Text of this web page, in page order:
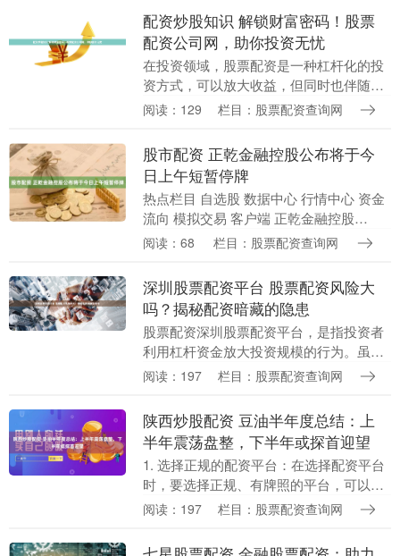
高潜在收益率。 ....
配资炒股知识 解锁财富密码！股票
配资公司网，助你投资无忧
在投资领域，股票配资是一种杠杆化的投
资方式，可以放大收益，但同时也伴随着
更高的风险。对于想要参与股票配资的投
重要。 * **....
阅读：129 栏目：股票配资查询网
股市配资 正乾金融控股公布将于今
日上午短暂停牌
热点栏目 自选股 数据中心 行情中心 资金
流向 模拟交易 客户端 正乾金融控股
（01152）发布公告股市配资，该公司股
阅读：68 栏目：股票配资查询网
深圳股票配资平台 股票配资风险大
吗？揭秘配资暗藏的隐患
股票配资深圳股票配资平台，是指投资者
利用杠杆资金放大投资规模的行为。虽然
它可以提高收益率，但也存在着巨大的风
资金安....
阅读：197 栏目：股票配资查询网
陕西炒股配资 豆油半年度总结：上
半年震荡盘整，下半年或探首迎望
1. 选择正规的配资平台：在选择配资平台
时，要选择正规、有牌照的平台，可以通
过查看平台的注册资质、监管机构信息等
数据中心....
阅读：197 栏目：股票配资查询网